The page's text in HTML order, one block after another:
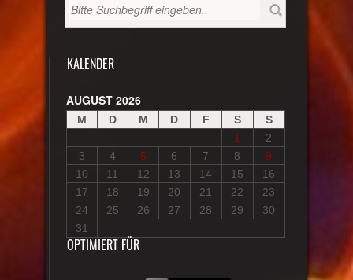
KALENDER
AUGUST 2026
M D M D F S
S
1
2
3
4 5 6 7 8
9
10
11 12 13 14 15
16
17
18 19 20 21 22
23
24
25 26 27 28 29
30
31
OPTIMIERT FÜR